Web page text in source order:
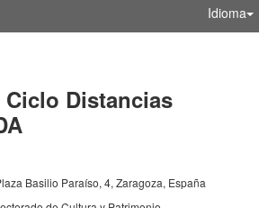
Idioma
Ciclo Distancias
Basilio Paraíso, 4, Zaragoza, España